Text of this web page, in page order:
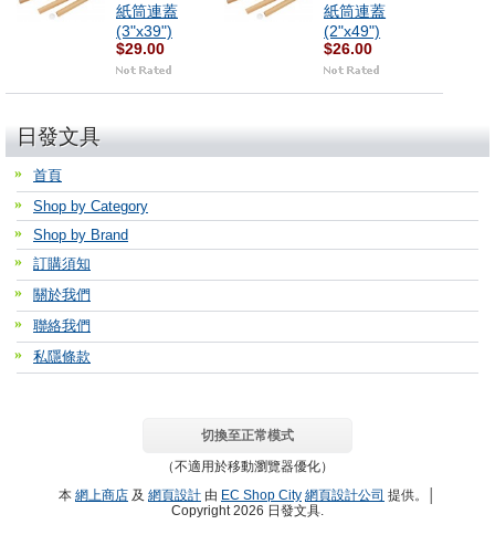
紙筒連蓋
(3"x39")
$29.00
紙筒連蓋
(2"x49")
$26.00
日發文具
首頁
Shop by Category
Shop by Brand
訂購須知
關於我們
聯絡我們
私隱條款
切換至正常模式
（不適用於移動瀏覽器優化）
本 網上商店 及 網頁設計 由 EC Shop City 網頁設計公司 提供。│
Copyright 2026 日發文具.